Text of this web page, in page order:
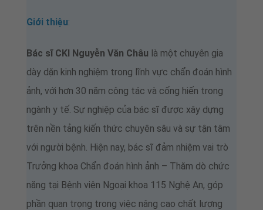
Giới thiệu:
Bác sĩ CKI Nguyễn Văn Châu là một chuyên gia
dày dặn kinh nghiệm trong lĩnh vực chẩn đoán hình
ảnh, với hơn 30 năm công tác và cống hiến trong
ngành y tế. Sự nghiệp của bác sĩ được xây dựng
trên nền tảng kiến thức chuyên sâu và sự tận tâm
với người bệnh. Hiện nay, bác sĩ đảm nhiệm vai trò
Trưởng khoa Chẩn đoán hình ảnh – Thăm dò chức
năng tại Bệnh viện Ngoại khoa 115 Nghệ An, góp
phần quan trọng trong việc nâng cao chất lượng